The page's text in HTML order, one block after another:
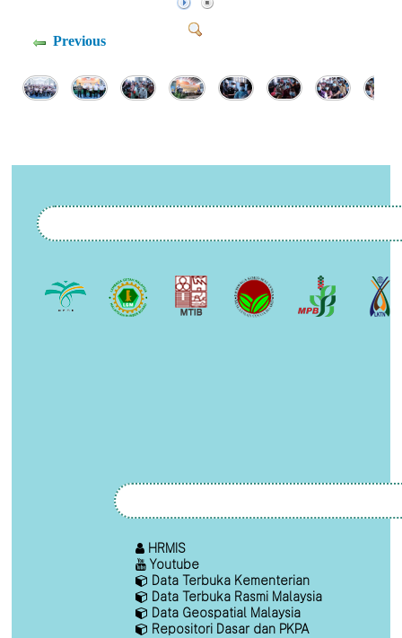
Previous
HRMIS
Youtube
Data Terbuka Kementerian
Data Terbuka Rasmi Malaysia
Data Geospatial Malaysia
Repositori Dasar dan PKPA